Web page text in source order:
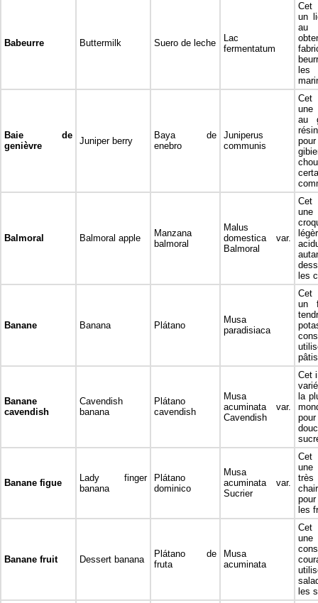
Babeurre Buttermilk Suero de leche
Lac
fermentatum
Cet
un
au
les
Baie de
genièvre
Juniper berry
Baya de
enebro
Juniperus
communis
Cet
une
au
Balmoral Balmoral apple
Manzana
balmoral
Malus
domestica var.
Balmoral
Cet
les
Banane Banana Plátano
Musa
paradisiaca
Cet
un
Banane
cavendish
Cavendish
banana
Plátano
cavendish
Musa
acuminata var.
Cavendish
Cet
la
Banane figue
Lady finger
banana
Plátano
dominico
Musa
acuminata var.
Sucrier
Cet
une
les
Banane fruit Dessert banana
Plátano de
fruta
Musa
acuminata
Cet
une
les